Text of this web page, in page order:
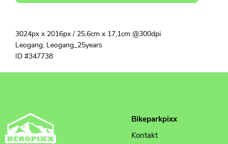
3024px x 2016px / 25,6cm x 17,1cm @300dpi
Leogang, Leogang_25years
ID #347738
Bikeparkpixx
Kontakt